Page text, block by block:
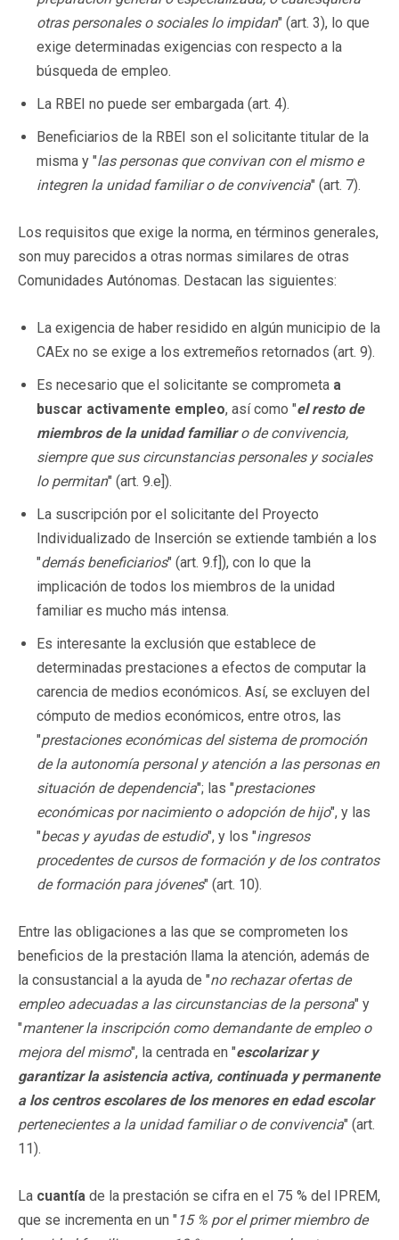
otras personales o sociales lo impidan" (art. 3), lo que
exige determinadas exigencias con respecto a la
búsqueda de empleo.
La RBEI no puede ser embargada (art. 4).
Beneficiarios de la RBEI son el solicitante titular de la
misma y "las personas que convivan con el mismo e
integren la unidad familiar o de convivencia" (art. 7).
Los requisitos que exige la norma, en términos generales,
son muy parecidos a otras normas similares de otras
Comunidades Autónomas. Destacan las siguientes:
La exigencia de haber residido en algún municipio de la
CAEx no se exige a los extremeños retornados (art. 9).
Es necesario que el solicitante se comprometa a
buscar activamente empleo, así como "el resto de
miembros de la unidad familiaro de convivencia,
siempre que sus circunstancias personales y sociales
lo permitan" (art. 9.e]).
La suscripción por el solicitante del Proyecto
Individualizado de Inserción se extiende también a los
"demás beneficiarios" (art. 9.f]), con lo que la
implicación de todos los miembros de la unidad
familiar es mucho más intensa.
Es interesante la exclusión que establece de
determinadas prestaciones a efectos de computar la
carencia de medios económicos. Así, se excluyen del
cómputo de medios económicos, entre otros, las
"prestaciones económicas del sistema de promoción
de la autonomía personal y atención a las personas en
situación de dependencia"; las "prestaciones
económicas por nacimiento o adopción de hijo", y las
"becas y ayudas de estudio", y los "ingresos
procedentes de cursos de formación y de los contratos
de formación para jóvenes" (art. 10).
Entre las obligaciones a las que se comprometen los
beneficios de la prestación llama la atención, además de
la consustancial a la ayuda de "no rechazar ofertas de
empleo adecuadas a las circunstancias de la persona" y
"mantener la inscripción como demandante de empleo o
mejora del mismo", la centrada en "escolarizar y
garantizar la asistencia activa, continuada y permanente
a los centros escolares de los menores en edad escolar
pertenecientes a la unidad familiar o de convivencia" (art.
11).
La cuantía de la prestación se cifra en el 75 % del IPREM,
que se incrementa en un " 15 % por el primer miembro de